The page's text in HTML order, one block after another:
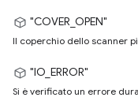
"COVER_OPEN"
Il coperchio dello scanner
"IO_ERROR"
Si è verificato un errore